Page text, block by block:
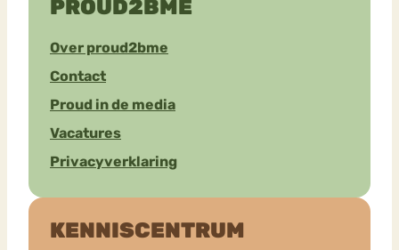
PROUD2BME
Over proud2bme
Contact
Proud in de media
Vacatures
Privacyverklaring
KENNISCENTRUM